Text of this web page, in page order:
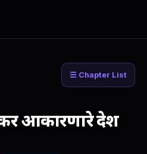
☰ Chapter List
आकारणारे देश